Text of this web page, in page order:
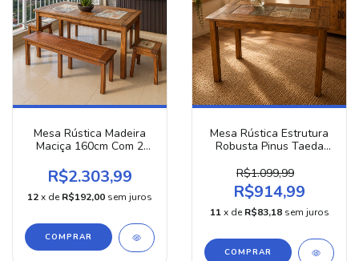
Mesa Rústica Madeira
Maciça 160cm Com 2
Banquetas Baixa
Cerâmica
R$2.303,99
12x de R$192,00 sem juros
COMPRAR
Mesa Rústica Estrutura
Robusta Pinus Taeda
R$1.099,99
R$914,99
11 x de R$83,18 sem juros